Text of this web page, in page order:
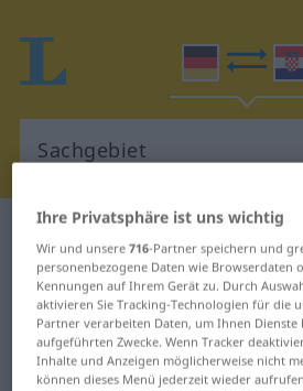
Deutsch-Kroatisch Wörterbuch
Deutsch-Kroatisch
"Sachgebiet"
"Sachgebiet"
Ihre Privatsphäre ist uns wichtig
Wir und unsere716-Partner speichern und
personenbezogene Daten wie Browserdaten
Kennungen auf Ihrem Gerät zu. Durch
aktivieren Sie Tracking-Technologien für die
Partner verarbeiten Daten, um Ihnen Dienste
aufgeführten Zwecke. Wenn Tracker
Inhalte und Anzeigen möglicherweise nicht
können dieses Menü jederzeit wieder